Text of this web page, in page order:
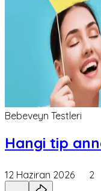
Bebeveyn Testleri
Hangi tip
12 Haziran 2026 2